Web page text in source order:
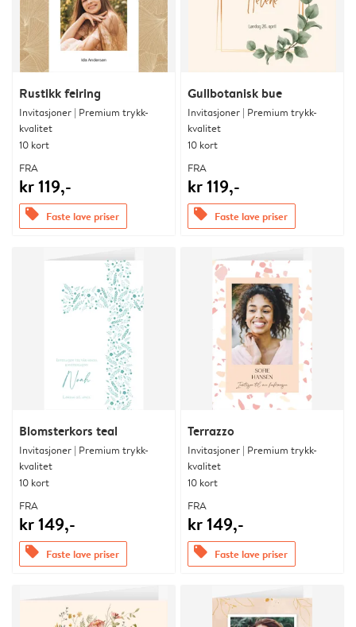
Rustikk feiring
Invitasjoner | Premium trykk-
kvalitet
10 kort
FRA
kr 119,-
offers Faste lave priser
Gullbotanisk bue
Invitasjoner | Premium trykk-
kvalitet
10 kort
FRA
kr 119,-
offers Faste lave priser
Blomsterkors teal
Invitasjoner | Premium trykk-
kvalitet
10 kort
FRA
kr 149,-
offers Faste lave priser
Terrazzo
Invitasjoner | Premium trykk-
kvalitet
10 kort
FRA
kr 149,-
offers Faste lave priser